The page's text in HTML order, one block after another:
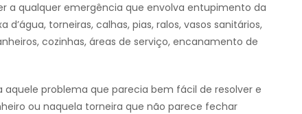
a qualquer emergência que envolva entupimento da
torneiras, calhas, pias, ralos, vasos sanitários,
cozinhas, áreas de serviço, encanamento de
aquele problema que parecia bem fácil de resolver e
ou naquela torneira que não parece fechar